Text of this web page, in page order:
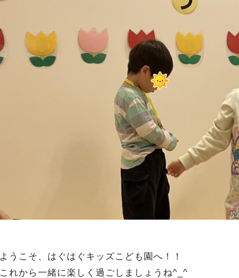
ようこそ、はぐはぐキッズこども園へ！！
これから一緒に楽しく過ごしましょうね^_^